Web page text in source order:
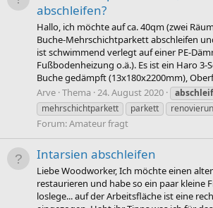
abschleifen?
Hallo, ich möchte auf ca. 40qm (zwei
Buche-Mehrschichtparkett abschleifen
ist schwimmend verlegt auf einer PE-
Fußbodenheizung o.ä.). Es ist ein Haro 3-
Buche gedämpft (13x180x2200mm),
Arve Thema 24. August 2020
mehrschichtparkett
parkett
Forum:Amateur fragt
Intarsien abschleifen
Liebe Woodworker, Ich möchte einen
restaurieren und habe so ein paar kleine
loslege... auf der Arbeitsfläche ist eine